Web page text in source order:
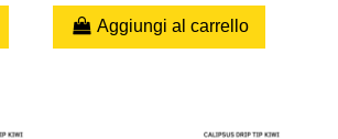
Aggiungi al carrello